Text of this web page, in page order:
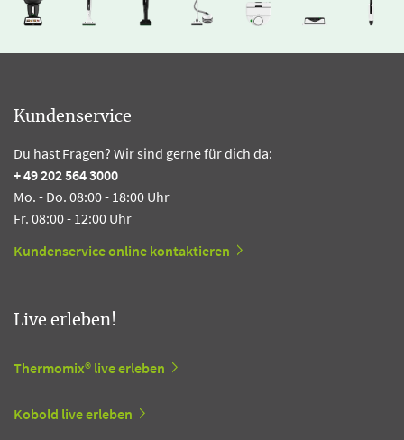
Kundenservice
Du hast Fragen? Wir sind gerne für dich da:
+ 49 202 564 3000
Mo. - Do. 08:00 - 18:00 Uhr
Fr. 08:00 - 12:00 Uhr
Kundenservice online kontaktieren
Live erleben!
Thermomix® live erleben
Kobold live erleben